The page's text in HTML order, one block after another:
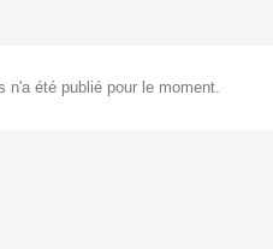
n'a été publié pour le moment.